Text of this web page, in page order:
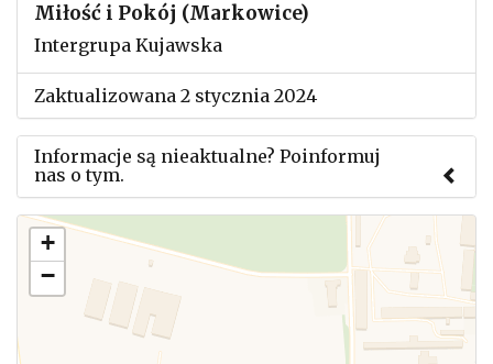
Miłość i Pokój (Markowice)
Intergrupa Kujawska
Zaktualizowana 2 stycznia 2024
Informacje są nieaktualne? Poinformuj
nas o tym.
Użyj tego formularza aby przesłać informację o
zmianach w powyższym mityngu.
+
−